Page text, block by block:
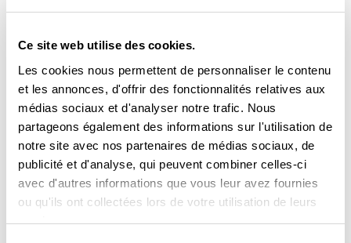
Ce site web utilise des cookies.
Les cookies nous permettent de personnaliser le contenu
et les annonces, d'offrir des fonctionnalités relatives aux
médias sociaux et d'analyser notre trafic. Nous
partageons également des informations sur l'utilisation de
notre site avec nos partenaires de médias sociaux, de
publicité et d'analyse, qui peuvent combiner celles-ci
avec d'autres informations que vous leur avez fournies
ou qu'ils ont collectées lors de votre utilisation de leurs
services.
PRODUITS
SIMILAIRES
lire la suite